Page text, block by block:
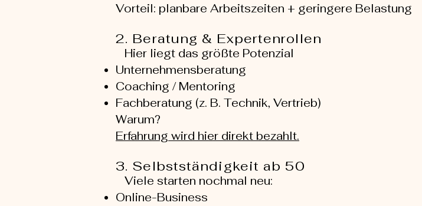
Vorteil: planbare Arbeitszeiten + geringere Belastung
2. Beratung & Expertenrollen
Hier liegt das größte Potenzial
Unternehmensberatung
Coaching / Mentoring
Fachberatung (z. B. Technik, Vertrieb)
Warum?
Erfahrung wird hier direkt bezahlt.
3. Selbstständigkeit ab 50
Viele starten nochmal neu:
Online-Business